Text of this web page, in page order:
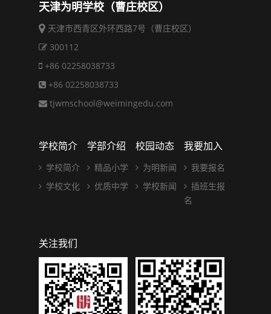
天津为明学校（曹庄校区）
天津市西青区外环西路7号（曹庄校区）
300112
+86 02258038733
+86 02258038733
tjwmschool@weimingedu.com
学校简介
学校简介
学校文化
学部介绍
精品小学
优质中学
校园动态
为明新闻
学校新闻
我要加入
我要报名
插班生报
名
关注我们